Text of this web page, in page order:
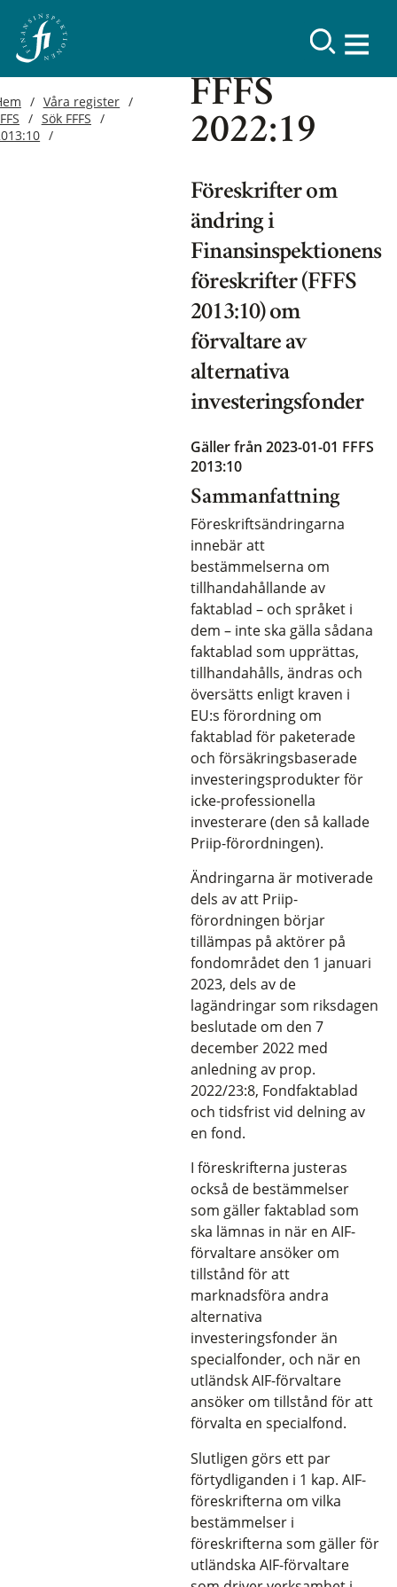
Våra register
Sök FFFS
FFFS
2022:19
Föreskrifter om
ändring i
Finansinspektionens
föreskrifter (FFFS
2013:10) om
förvaltare av
alternativa
investeringsfonder
Gäller från 2023-01-01 FFFS
2013:10
Sammanfattning
Föreskriftsändringarna
innebär att
bestämmelserna om
tillhandahållande av
faktablad – och språket i
dem – inte ska gälla sådana
faktablad som upprättas,
tillhandahålls, ändras och
översätts enligt kraven i
EU:s förordning om
faktablad för paketerade
och försäkringsbaserade
investeringsprodukter för
icke-professionella
investerare (den så kallade
Priip-förordningen).
Ändringarna är motiverade
dels av att Priip-
förordningen börjar
tillämpas på aktörer på
fondområdet den 1 januari
2023, dels av de
lagändringar som riksdagen
beslutade om den 7
december 2022 med
anledning av prop.
2022/23:8, Fondfaktablad
och tidsfrist vid delning av
en fond.
I föreskrifterna justeras
också de bestämmelser
som gäller faktablad som
ska lämnas in när en AIF-
förvaltare ansöker om
tillstånd för att
marknadsföra andra
alternativa
investeringsfonder än
specialfonder, och när en
utländsk AIF-förvaltare
ansöker om tillstånd för att
förvalta en specialfond.
Slutligen görs ett par
förtydliganden i 1 kap. AIF-
föreskrifterna om vilka
bestämmelser i
föreskrifterna som gäller för
utländska AIF-förvaltare